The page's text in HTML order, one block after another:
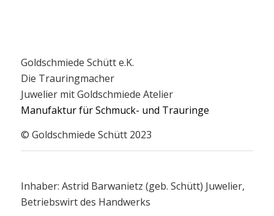
Goldschmiede Schütt e.K.
Die Trauringmacher
Juwelier mit Goldschmiede Atelier
© Goldschmiede Schütt 2023
Inhaber: Astrid Barwanietz (geb. Schütt) Juwelier,